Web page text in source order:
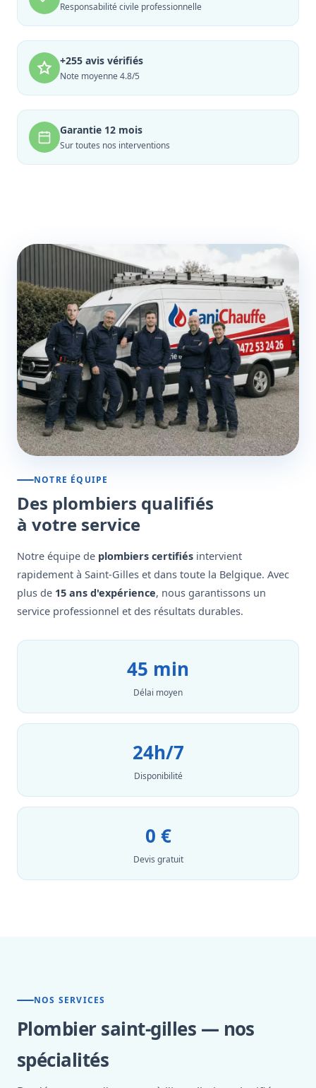
Responsabilité civile professionnelle
+255 avis vérifiés
Note moyenne 4.8/5
Garantie 12 mois
Sur toutes nos interventions
NOTRE ÉQUIPE
Des plombiers qualifiés
à votre service
Notre équipe de plombiers certifiés intervient
rapidement à Saint-Gilles et dans toute la Belgique. Avec
plus de 15 ans d'expérience, nous garantissons un
service professionnel et des résultats durables.
45 min
Délai moyen
24h/7
Disponibilité
0 €
Devis gratuit
NOS SERVICES
Plombier saint-gilles — nos
spécialités